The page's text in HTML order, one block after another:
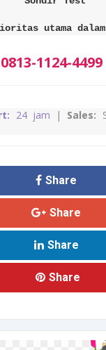
utama
0813-1124-4499
24 jam | Sales:
Share
Share
Share
Share